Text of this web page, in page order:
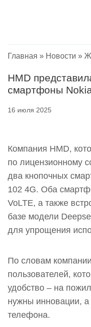
Главная » Новости »
HMD
смартфоны
16 июля 2025
Компания HMD,
по лицензионному
два кнопочных
102 4G. Оба
VoLTE, а также
базе модели
для упрощения
По словам
пользователей,
удобство – на
нужны инновации, а
телефона.